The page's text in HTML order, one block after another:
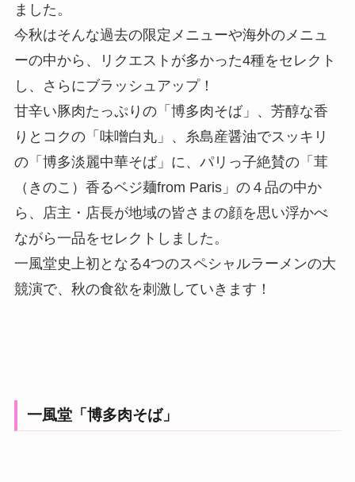
ました。
今秋はそんな過去の限定メニューや海外のメニュ
ーの中から、リクエストが多かった4種をセレクト
し、さらにブラッシュアップ！
甘辛い豚肉たっぷりの「博多肉そば」、芳醇な香
りとコクの「味噌白丸」、糸島産醤油でスッキリ
の「博多淡麗中華そば」に、パリっ子絶賛の「茸
（きのこ）香るベジ麺from Paris」の４品の中か
ら、店主・店長が地域の皆さまの顔を思い浮かべ
ながら一品をセレクトしました。
一風堂史上初となる4つのスペシャルラーメンの大
競演で、秋の食欲を刺激していきます！
一風堂「博多肉そば」